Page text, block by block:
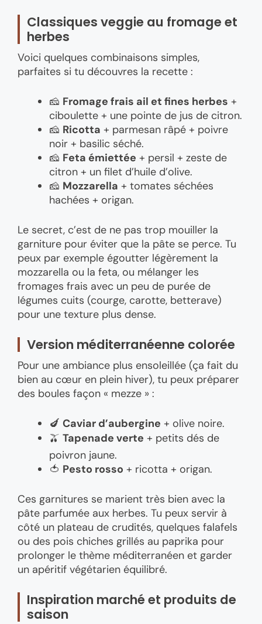
Classiques veggie au fromage et
herbes
Voici quelques combinaisons simples,
parfaites si tu découvres la recette :
🧀 Fromage frais ail et fines herbes +
ciboulette + une pointe de jus de citron.
🧀 Ricotta + parmesan râpé + poivre
noir + basilic séché.
🧀 Feta émiettée + persil + zeste de
citron + un filet d’huile d’olive.
🧀 Mozzarella + tomates séchées
hachées + origan.
Le secret, c’est de ne pas trop mouiller la
garniture pour éviter que la pâte se perce. Tu
peux par exemple égoutter légèrement la
mozzarella ou la feta, ou mélanger les
fromages frais avec un peu de purée de
légumes cuits (courge, carotte, betterave)
pour une texture plus dense.
Version méditerranéenne colorée
Pour une ambiance plus ensoleillée (ça fait du
bien au cœur en plein hiver), tu peux préparer
des boules façon « mezze » :
🍆 Caviar d’aubergine + olive noire.
🫒 Tapenade verte + petits dés de
poivron jaune.
🍅 Pesto rosso + ricotta + origan.
Ces garnitures se marient très bien avec la
pâte parfumée aux herbes. Tu peux servir à
côté un plateau de crudités, quelques falafels
ou des pois chiches grillés au paprika pour
prolonger le thème méditerranéen et garder
un apéritif végétarien équilibré.
Inspiration marché et produits de
saison